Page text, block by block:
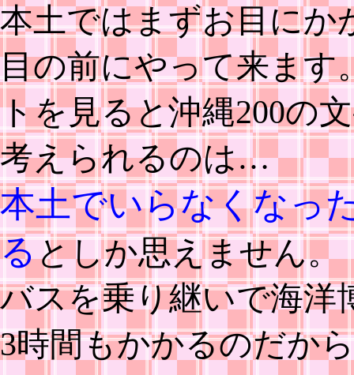
本土ではまずお目にか
目の前にやって来ます
トを見ると沖縄200の
考えられるのは…
本土でいらなくなっ
るとしか思えません。
バスを乗り継いで海洋
3時間もかかるのだか